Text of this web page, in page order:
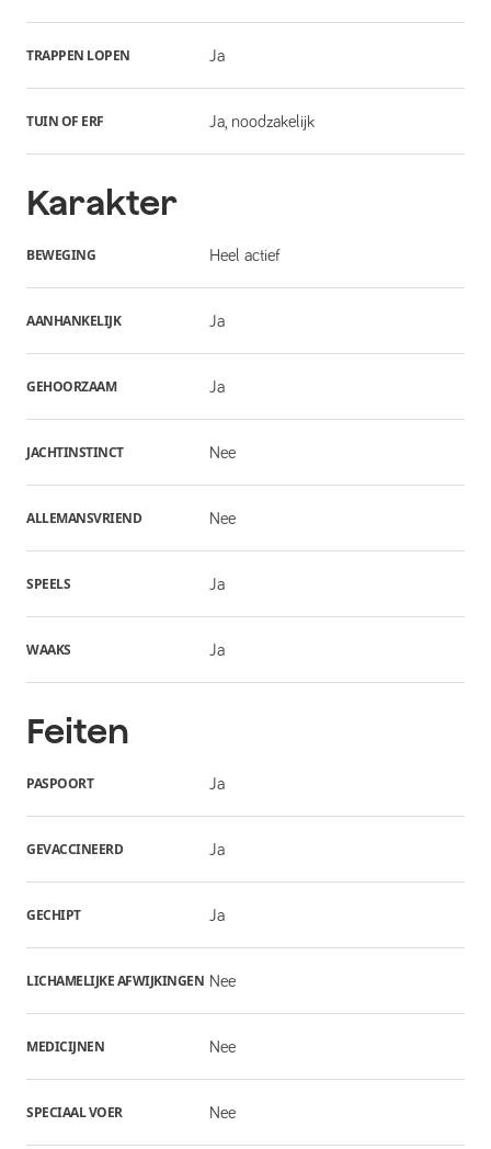
TRAPPEN LOPEN Ja
TUIN OF ERF Ja, noodzakelijk
Karakter
BEWEGING Heel actief
AANHANKELIJK Ja
GEHOORZAAM Ja
JACHTINSTINCT Nee
ALLEMANSVRIEND Nee
SPEELS Ja
WAAKS Ja
Feiten
PASPOORT Ja
GEVACCINEERD Ja
GECHIPT Ja
LICHAMELIJKE AFWIJKINGEN Nee
MEDICIJNEN Nee
SPECIAAL VOER Nee